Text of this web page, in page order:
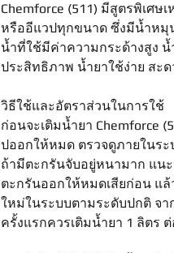
Chemforce (511) มีสูตรพิเศษ
หรืออีแวปทุกขนาด ซึ่งมีน้ำหมุ
น้ำที่ใช้มีค่าความกระด้างสูง
ประสิทธิภาพ น้ำยาใช้ง่าย สะ
วิธีใช้และอัตราส่วนในการใช้
ก่อนจะเติมน้ำยา Chemforce
ปออกให้หมด ตรวจดูภายในร
ถ้ามีตะกรันจับอยู่หนามาก แนะ
ตะกรันออกให้หมดเสียก่อน แล้
ใหม่ในระบบตามระดับปกติ จา
ครั้งแรกควรเติมน้ำยา 1 ลิตร